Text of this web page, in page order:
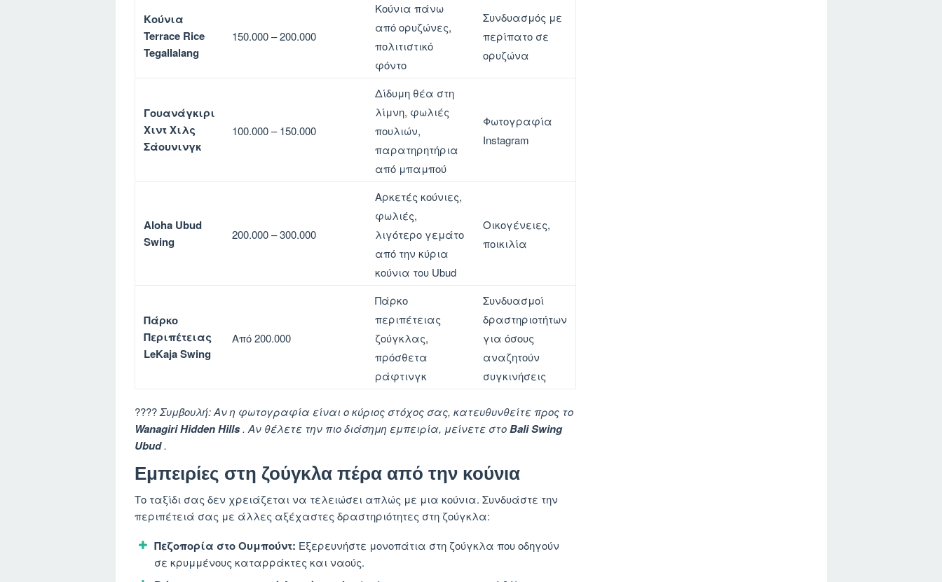
Κούνια
Terrace Rice
Tegallalang
150.000 – 200.000
Κούνια πάνω
από ορυζώνες,
πολιτιστικό
φόντο
Συνδυασμός με
περίπατο σε
ορυζώνα
Γουανάγκιρι
Χιντ Χιλς
Σάουνινγκ
100.000 – 150.000
Δίδυμη θέα στη
λίμνη, φωλιές
πουλιών,
παρατηρητήρια
από μπαμπού
Φωτογραφία
Instagram
Aloha Ubud
Swing
200.000 – 300.000
Αρκετές κούνιες,
φωλιές,
λιγότερο γεμάτο
από την κύρια
κούνια του Ubud
Οικογένειες,
ποικιλία
Πάρκο
Περιπέτειας
LeKaja Swing
Από 200.000
Πάρκο
περιπέτειας
ζούγκλας,
πρόσθετα
ράφτινγκ
Συνδυασμοί
δραστηριοτήτων
για όσους
αναζητούν
συγκινήσεις
????Συμβουλή: Αν η φωτογραφία είναι ο κύριος στόχος σας, κατευθυνθείτε προς το
Wanagiri Hidden Hills. Αν θέλετε την πιο διάσημη εμπειρία, μείνετε στοBali Swing
Ubud.
Εμπειρίες στη ζούγκλα πέρα ​​από την κούνια
Το ταξίδι σας δεν χρειάζεται να τελειώσει απλώς με μια κούνια. Συνδυάστε την
περιπέτειά σας με άλλες αξέχαστες δραστηριότητες στη ζούγκλα:
Πεζοπορία στο Ουμπούντ: Εξερευνήστε μονοπάτια στη ζούγκλα που οδηγούν
σε κρυμμένους καταρράκτες και ναούς.